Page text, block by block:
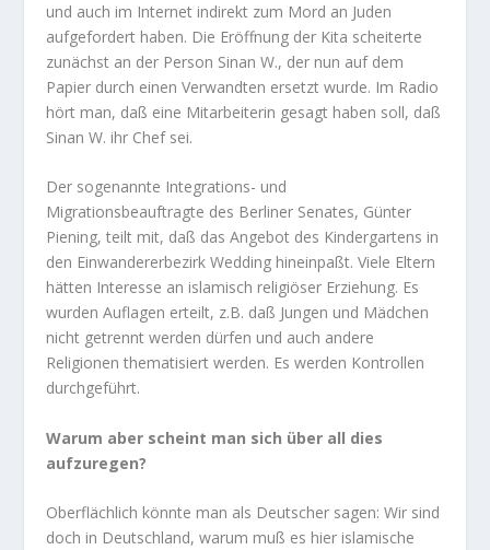
und auch im Internet indirekt zum Mord an Juden
aufgefordert haben. Die Eröffnung der Kita scheiterte
zunächst an der Person Sinan W., der nun auf dem
Papier durch einen Verwandten ersetzt wurde. Im Radio
hört man, daß eine Mitarbeiterin gesagt haben soll, daß
Sinan W. ihr Chef sei.
Der sogenannte Integrations- und
Migrationsbeauftragte des Berliner Senates, Günter
Piening, teilt mit, daß das Angebot des Kindergartens in
den Einwandererbezirk Wedding hineinpaßt. Viele Eltern
hätten Interesse an islamisch religiöser Erziehung. Es
wurden Auflagen erteilt, z.B. daß Jungen und Mädchen
nicht getrennt werden dürfen und auch andere
Religionen thematisiert werden. Es werden Kontrollen
durchgeführt.
Warum aber scheint man sich über all dies
aufzuregen?
Oberflächlich könnte man als Deutscher sagen: Wir sind
doch in Deutschland, warum muß es hier islamische